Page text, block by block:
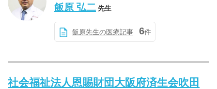
飯原 弘二 先生
飯原先生の医療記事 6件
社会福祉法人恩賜財団大阪府済生会吹田